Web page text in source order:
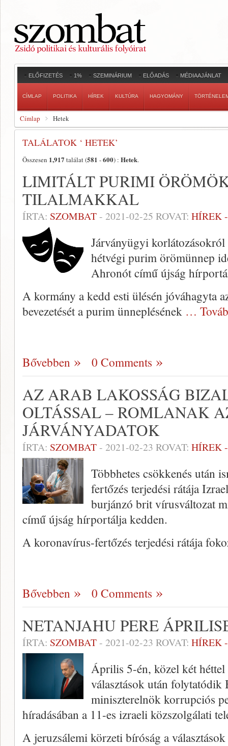
ELŐFIZETÉS 1% SZEMINÁRIUM ELŐADÁS MÉDIAAJÁNLAT
CÍMLAP POLITIKA HÍREK KULTÚRA HAGYOMÁNY
Címlap Hetek
TALÁLATOK ‘ HETEK’
Összesen 1,917 találat (581 -600) : Hetek.
LIMITÁLT PURIMI
TILALMAKKAL
ÍRTA: SZOMBAT- 2021-02-25 ROVAT: HÍREK
Járványügyi
hétvégi purim örömünnep
Ahronót című újság
A kormány a kedd esti ülésén jóváhagyta
bevezetését a purim ünneplésének …
Bővebben 0 Comments
AZ ARAB LAKOSSÁG
OLTÁSSAL – ROMLANAK
JÁRVÁNYADATOK
ÍRTA: SZOMBAT- 2021-02-23 ROVAT: HÍREK
Többhetes csökkenés után
fertőzés terjedési rátája
burjánzó brit vírusváltozat
című újság hírportálja kedden.
A koronavírus-fertőzés terjedési rátája
Bővebben 0 Comments
NETANJAHU PERE
ÍRTA: SZOMBAT- 2021-02-23 ROVAT: HÍREK
Április 5-én, közel két
választások után
miniszterelnök korrupciós
híradásában a 11-es izraeli közszolgálati
A jeruzsálemi körzeti bíróság a választások